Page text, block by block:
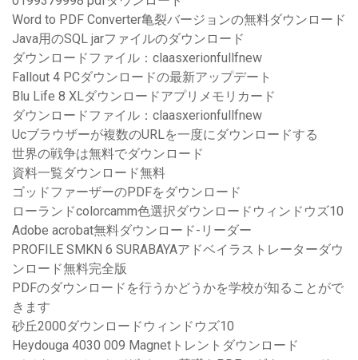
Word to PDF Converter亀裂バージョンの無料ダウンロード
Java用のSQL jarファイルのダウンロード
ダウンロードファイル：claasxerionfullfnew
Fallout 4 PCダウンロードの最新アップデート
Blu Life 8 XLダウンロードアプリメモリカード
ダウンロードファイル：claasxerionfullfnew
Ucブラウザーが複数のURLを一度にダウンロードする
世界の戦争は無料でダウンロード
資料一覧ダウンロード無料
ゴッドファーザーのPDFをダウンロード
ローランドcolorcamm色選択ダウンロードウィンドウズ10
Adobe acrobat無料ダウンロード-リーダー
PROFILE SMKN 6 SURABAYAアドベイラストレーターダウ
ンロード無料完全版
PDFのダウンロードを行うかどうかを学校が知ることがで
きます
砂丘2000ダウンロードウィンドウズ10
Heydouga 4030 009 Magnetトレントダウンロード